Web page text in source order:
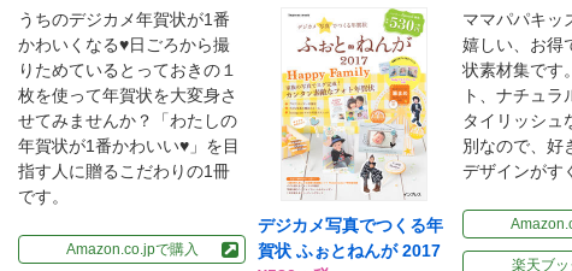
うちのデジカメ年賀状が1番
かわいくなる♥日ごろから撮
りためているとっておきの１
枚を使って年賀状を大変身さ
せてみませんか？「わたしの
年賀状が1番かわいい♥」を目
指す人に贈るこだわりの1冊
です。
Amazon.co.jpで購入
デジカメ写真でつくる年
賀状 ふぉとねんが 2017
ママパパキッ
嬉しい、お得
状素材集です
ト、ナチュラ
タイリッシュ
別なので、好
デザインがす
楽天ブ